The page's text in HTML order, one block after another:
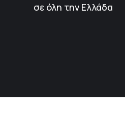
σε όλη την Ελλάδα